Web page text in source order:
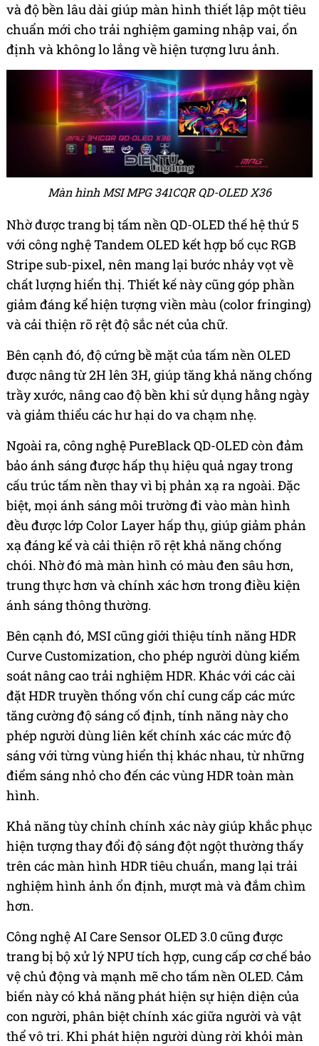
và độ bền lâu dài giúp màn hình thiết lập một tiêu
chuẩn mới cho trải nghiệm gaming nhập vai, ổn
định và không lo lắng về hiện tượng lưu ảnh.
Màn hình MSI MPG 341CQR QD-OLED X36
Nhờ được trang bị tấm nền QD-OLED thế hệ thứ 5
với công nghệ Tandem OLED kết hợp bố cục RGB
Stripe sub-pixel, nên mang lại bước nhảy vọt về
chất lượng hiển thị. Thiết kế này cũng góp phần
giảm đáng kể hiện tượng viền màu (color fringing)
và cải thiện rõ rệt độ sắc nét của chữ.
Bên cạnh đó, độ cứng bề mặt của tấm nền OLED
được nâng từ 2H lên 3H, giúp tăng khả năng chống
trầy xước, nâng cao độ bền khi sử dụng hằng ngày
và giảm thiểu các hư hại do va chạm nhẹ.
Ngoài ra, công nghệ PureBlack QD-OLED còn đảm
bảo ánh sáng được hấp thụ hiệu quả ngay trong
cấu trúc tấm nền thay vì bị phản xạ ra ngoài. Đặc
biệt, mọi ánh sáng môi trường đi vào màn hình
đều được lớp Color Layer hấp thụ, giúp giảm phản
xạ đáng kể và cải thiện rõ rệt khả năng chống
chói. Nhờ đó mà màn hình có màu đen sâu hơn,
trung thực hơn và chính xác hơn trong điều kiện
ánh sáng thông thường.
Bên cạnh đó, MSI cũng giới thiệu tính năng HDR
Curve Customization, cho phép người dùng kiểm
soát nâng cao trải nghiệm HDR. Khác với các cài
đặt HDR truyền thống vốn chỉ cung cấp các mức
tăng cường độ sáng cố định, tính năng này cho
phép người dùng liên kết chính xác các mức độ
sáng với từng vùng hiển thị khác nhau, từ những
điểm sáng nhỏ cho đến các vùng HDR toàn màn
hình.
Khả năng tùy chỉnh chính xác này giúp khắc phục
hiện tượng thay đổi độ sáng đột ngột thường thấy
trên các màn hình HDR tiêu chuẩn, mang lại trải
nghiệm hình ảnh ổn định, mượt mà và đắm chìm
hơn.
Công nghệ AI Care Sensor OLED 3.0 cũng được
trang bị bộ xử lý NPU tích hợp, cung cấp cơ chế bảo
vệ chủ động và mạnh mẽ cho tấm nền OLED. Cảm
biến này có khả năng phát hiện sự hiện diện của
con người, phân biệt chính xác giữa người và vật
thể vô tri. Khi phát hiện người dùng rời khỏi màn